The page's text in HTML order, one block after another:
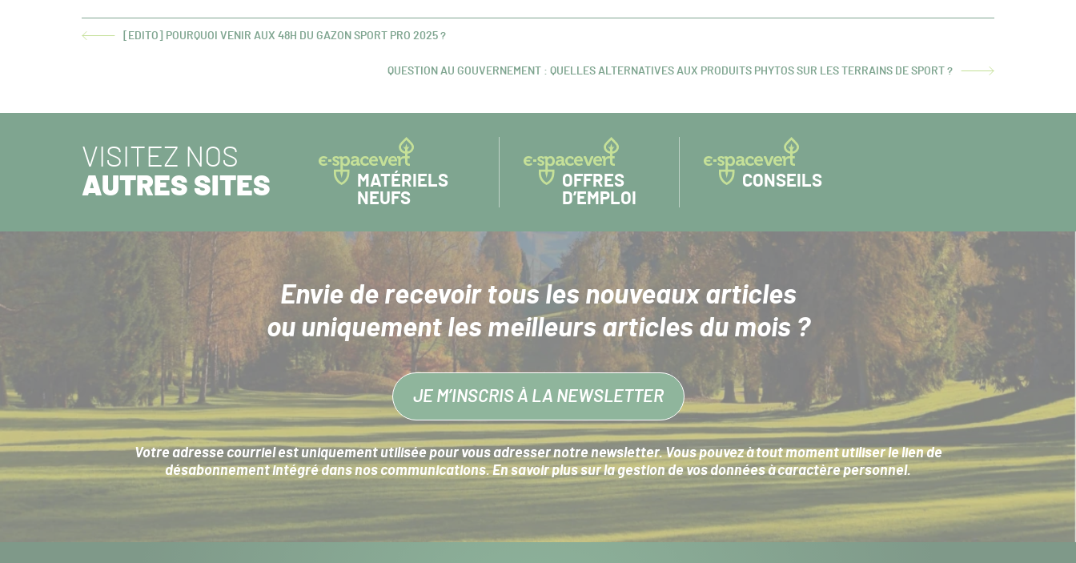
ARTICLE [EDITO] POURQUOI VENIR AUX 48H DU GAZON SPORT PRO 2025 ?
ARTICLE
QUESTION AU GOUVERNEMENT : QUELLES ALTERNATIVES AUX PRODUITS PHYTOS SUR LES TERRAINS DE SPORT ?
VISITEZ NOS
AUTRES SITES
MATÉRIELS
NEUFS
OFFRES
D’EMPLOI
CONSEILS
Envie de recevoir tous les nouveaux articles
ou uniquement les meilleurs articles du mois ?
JE M’INSCRIS À LA NEWSLETTER
Votre adresse courriel est uniquement utilisée pour vous adresser notre newsletter. Vous pouvez à tout moment utiliser le lien de
désabonnement intégré dans nos communications. En savoir plus sur lagestion de vos données à caractère personnel.